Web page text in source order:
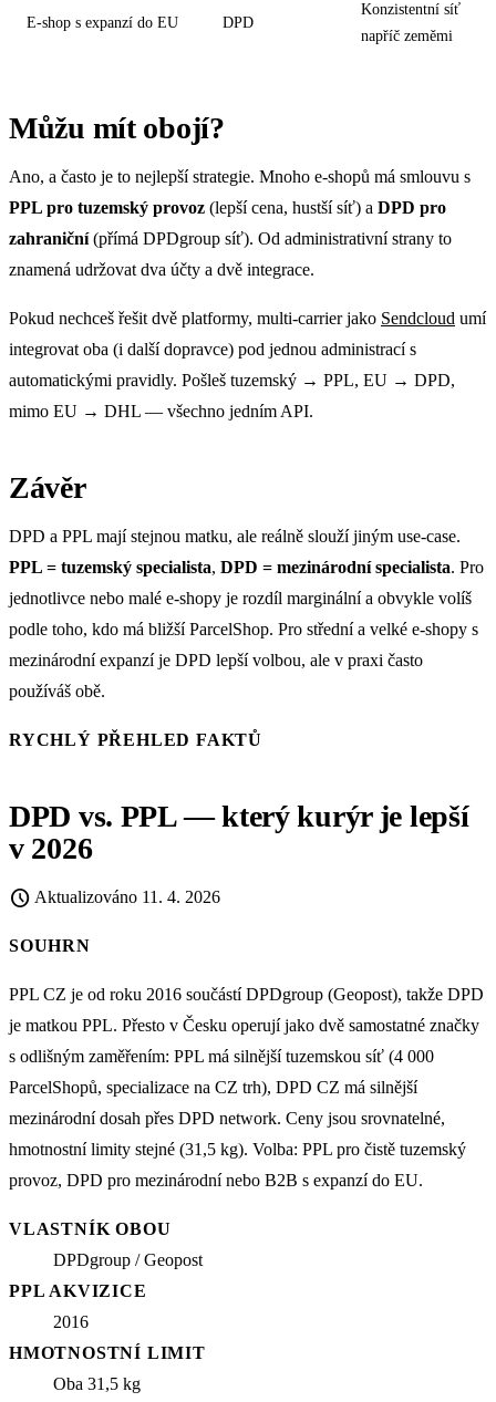
E-shop s expanzí do EU DPD
Konzistentní síť
napříč zeměmi
Můžu mít obojí?
Ano, a často je to nejlepší strategie. Mnoho e-shopů má smlouvu s
PPL pro tuzemský provoz (lepší cena, hustší síť) a DPD pro
zahraniční(přímá DPDgroup síť). Od administrativní strany to
znamená udržovat dva účty a dvě integrace.
Pokud nechceš řešit dvě platformy, multi-carrier jako Sendcloud umí
integrovat oba (i další dopravce) pod jednou administrací s
automatickými pravidly. Pošleš tuzemský → PPL, EU → DPD,
mimo EU → DHL — všechno jedním API.
Závěr
DPD a PPL mají stejnou matku, ale reálně slouží jiným use-case.
PPL = tuzemský specialista, DPD = mezinárodní specialista. Pro
jednotlivce nebo malé e-shopy je rozdíl marginální a obvykle volíš
podle toho, kdo má bližší ParcelShop. Pro střední a velké e-shopy s
mezinárodní expanzí je DPD lepší volbou, ale v praxi často
používáš obě.
RYCHLÝ PŘEHLED FAKTŮ
DPD vs. PPL — který kurýr je lepší
v 2026
schedule Aktualizováno 11. 4. 2026
SOUHRN
PPL CZ je od roku 2016 součástí DPDgroup (Geopost), takže DPD
je matkou PPL. Přesto v Česku operují jako dvě samostatné značky
s odlišným zaměřením: PPL má silnější tuzemskou síť (4 000
ParcelShopů, specializace na CZ trh), DPD CZ má silnější
mezinárodní dosah přes DPD network. Ceny jsou srovnatelné,
hmotnostní limity stejné (31,5 kg). Volba: PPL pro čistě tuzemský
provoz, DPD pro mezinárodní nebo B2B s expanzí do EU.
VLASTNÍK OBOU
DPDgroup / Geopost
PPL AKVIZICE
2016
HMOTNOSTNÍ LIMIT
Oba 31,5 kg